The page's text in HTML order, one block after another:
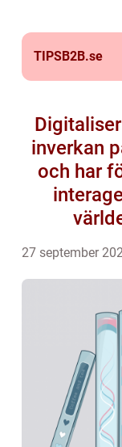
TIPSB2B.se
inverkan
och har
27 september